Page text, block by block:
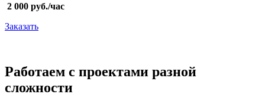
2 000 руб./час
Заказать
Работаем с проектами разной
сложности